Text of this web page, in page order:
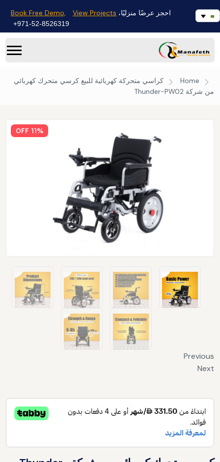
احجز عرضًا منزليًا، Book Free Demo, View Projects
971-52-8526319+
Home كراسي متحركة كهربائية للبيع كرسي متحرك كهربائي
من شركة Thunder-PW02
11% OFF
Previous
Next